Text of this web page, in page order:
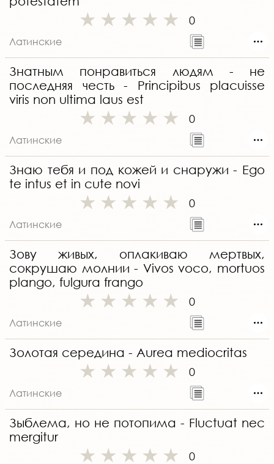
0
Латинские
Знатным понравиться людям - не
последняя честь - Principibus placuisse
viris non ultima laus est
0
Латинские
Знаю тебя и под кожей и снаружи - Ego
te intus et in cute novi
0
Латинские
Зову живых, оплакиваю мертвых,
сокрушаю молнии - Vivos voco, mortuos
plango, fulgura frango
0
Латинские
Золотая середина - Aurea mediocritas
0
Латинские
Зыблема, но не потопима - Fluctuat nec
mergitur
0